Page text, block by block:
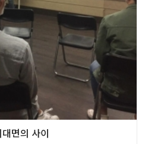
면의 사이